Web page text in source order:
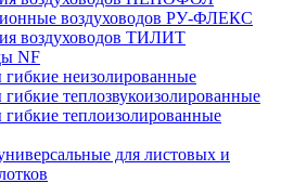
воздуховодов РУ-ФЛЕКС
воздуховодов ТИЛИТ
NF
гибкие неизолированные
теплозвукоизолированные
теплоизолированные
для листовых и